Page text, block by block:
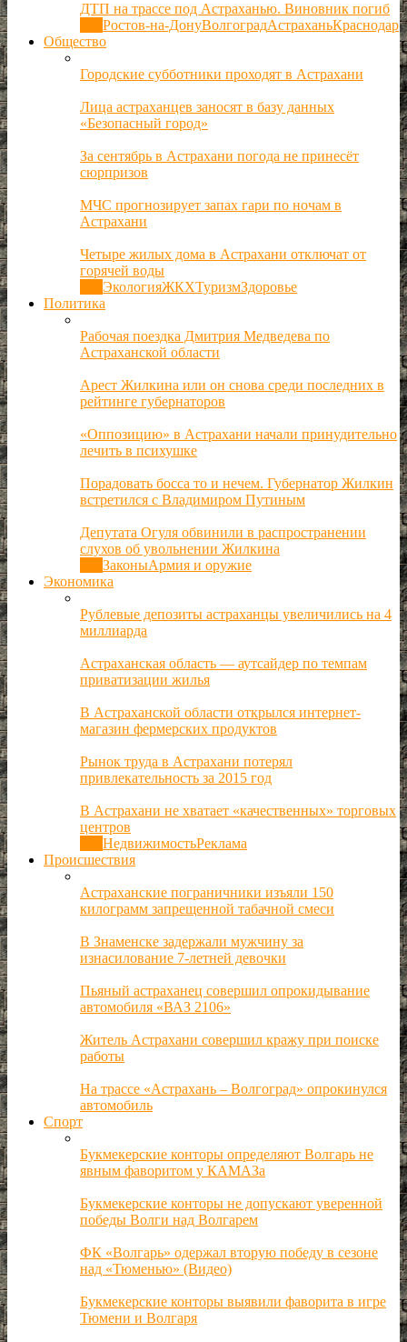
ДТП на трассе под Астраханью. Виновник погиб
Ростов-на-ДонуВолгоградАстраханьКраснодар
Общество
Городские субботники проходят в Астрахани
Лица астраханцев заносят в базу данных
«Безопасный город»
За сентябрь в Астрахани погода не принесёт
сюрпризов
МЧС прогнозирует запах гари по ночам в
Астрахани
Четыре жилых дома в Астрахани отключат от
горячей воды
ЭкологияЖКХТуризмЗдоровье
Политика
Рабочая поездка Дмитрия Медведева по
Астраханской области
Арест Жилкина или он снова среди последних в
рейтинге губернаторов
«Оппозицию» в Астрахани начали принудительно
лечить в психушке
Порадовать босса то и нечем. Губернатор Жилкин
встретился с Владимиром Путиным
Депутата Огуля обвинили в распространении
слухов об увольнении Жилкина
ЗаконыАрмия и оружие
Экономика
Рублевые депозиты астраханцы увеличились на 4
миллиарда
Астраханская область — аутсайдер по темпам
приватизации жилья
В Астраханской области открылся интернет-
магазин фермерских продуктов
Рынок труда в Астрахани потерял
привлекательность за 2015 год
В Астрахани не хватает «качественных» торговых
центров
НедвижимостьРеклама
Происшествия
Астраханские пограничники изъяли 150
килограмм запрещенной табачной смеси
В Знаменске задержали мужчину за
изнасилование 7-летней девочки
Пьяный астраханец совершил опрокидывание
автомобиля «ВАЗ 2106»
Житель Астрахани совершил кражу при поиске
работы
На трассе «Астрахань – Волгоград» опрокинулся
автомобиль
Спорт
Букмекерские конторы определяют Волгарь не
явным фаворитом у КАМАЗа
Букмекерские конторы не допускают уверенной
победы Волги над Волгарем
ФК «Волгарь» одержал вторую победу в сезоне
над «Тюменью» (Видео)
Букмекерские конторы выявили фаворита в игре
Тюмени и Волгаря